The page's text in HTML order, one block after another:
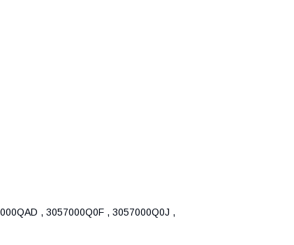
, 3057000Q0F , 3057000Q0J ,